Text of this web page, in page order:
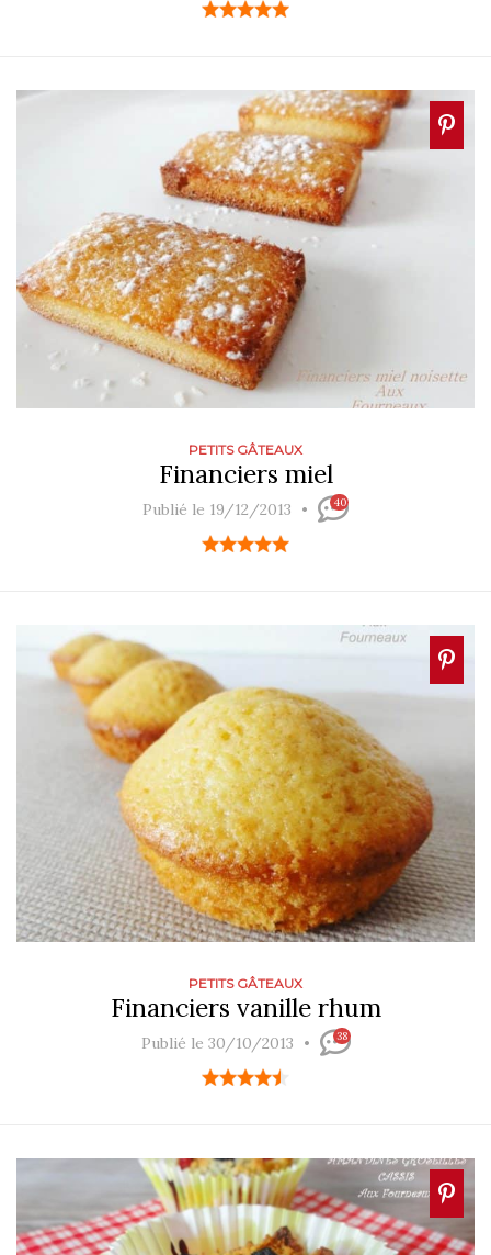
PETITS GÂTEAUX
Financiers miel
Publié le 19/12/2013 40
PETITS GÂTEAUX
Financiers vanille rhum
Publié le 30/10/2013 38